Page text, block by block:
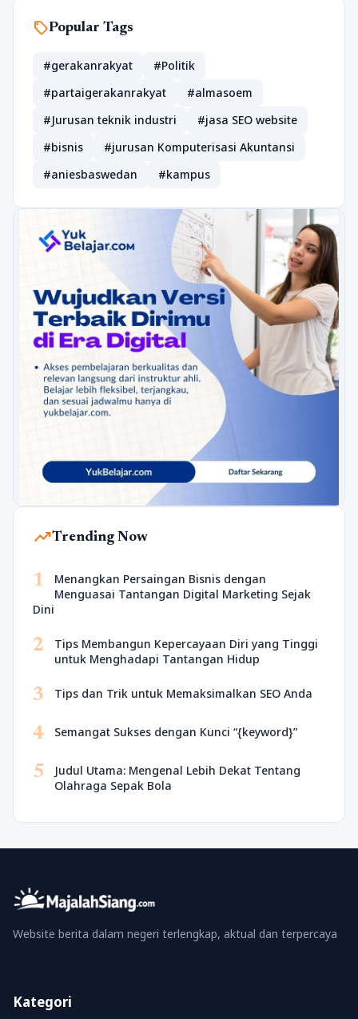
sellPopular Tags
#gerakanrakyat
#Politik
#partaigerakanrakyat
#almasoem
#Jurusan teknik industri
#jasa SEO website
#bisnis
#jurusan Komputerisasi Akuntansi
#aniesbaswedan
#kampus
trending_upTrending Now
1
Menangkan Persaingan Bisnis dengan
Menguasai Tantangan Digital Marketing Sejak
Dini
2
Tips Membangun Kepercayaan Diri yang Tinggi
untuk Menghadapi Tantangan Hidup
3 Tips dan Trik untuk Memaksimalkan SEO Anda
4 Semangat Sukses dengan Kunci “{keyword}”
5
Judul Utama: Mengenal Lebih Dekat Tentang
Olahraga Sepak Bola
Website berita dalam negeri terlengkap, aktual dan terpercaya
Kategori